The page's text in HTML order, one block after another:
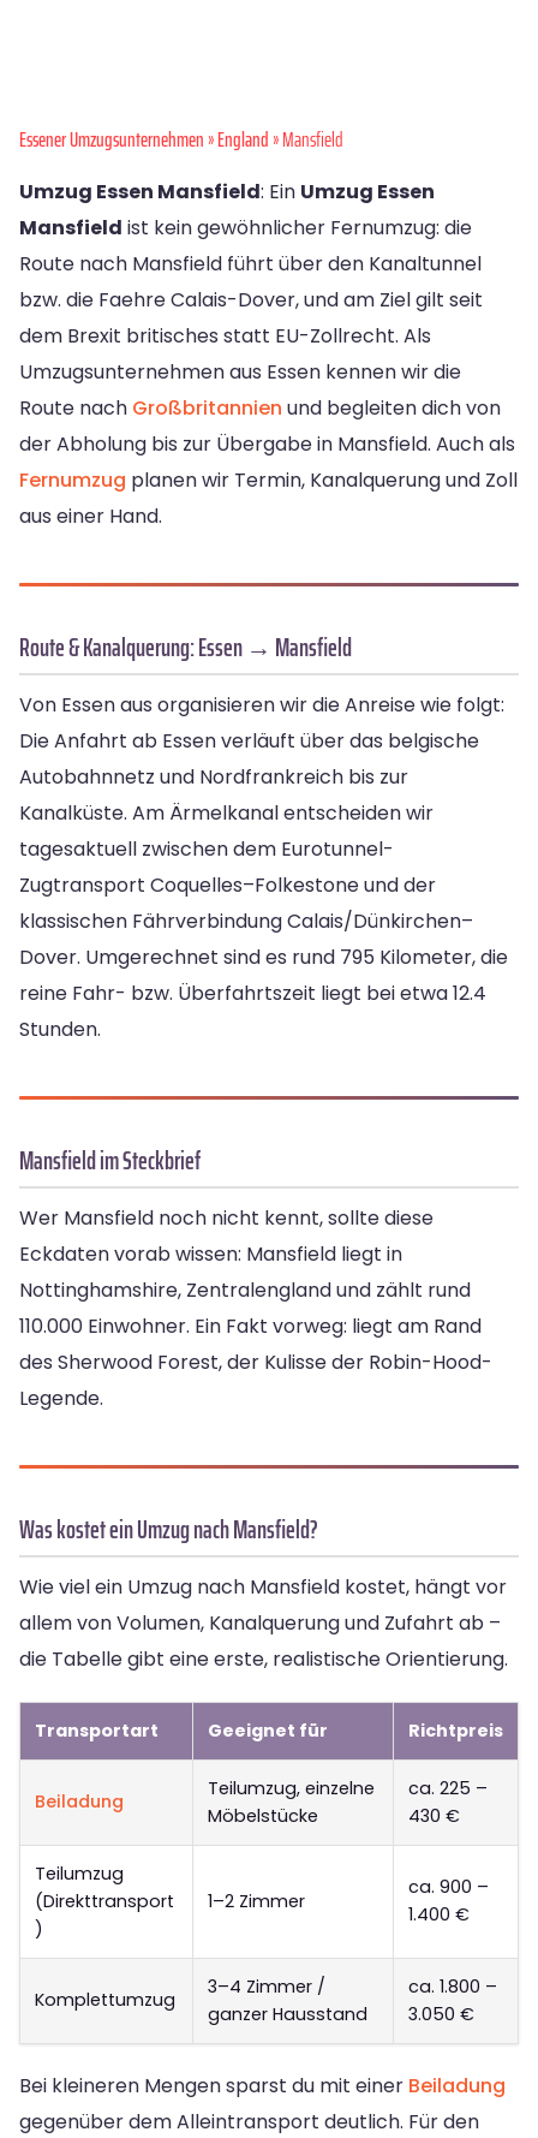
Essener Umzugsunternehmen»England» Mansfield
Umzug Essen Mansfield: Ein Umzug Essen
Mansfield ist kein gewöhnlicher Fernumzug: die
Route nach Mansfield führt über den Kanaltunnel
bzw. die Faehre Calais-Dover, und am Ziel gilt seit
dem Brexit britisches statt EU-Zollrecht. Als
Umzugsunternehmen aus Essen kennen wir die
Route nach Großbritannien und begleiten dich von
der Abholung bis zur Übergabe in Mansfield. Auch als
Fernumzug planen wir Termin, Kanalquerung und Zoll
aus einer Hand.
Route & Kanalquerung: Essen → Mansfield
Von Essen aus organisieren wir die Anreise wie folgt:
Die Anfahrt ab Essen verläuft über das belgische
Autobahnnetz und Nordfrankreich bis zur
Kanalküste. Am Ärmelkanal entscheiden wir
tagesaktuell zwischen dem Eurotunnel-
Zugtransport Coquelles–Folkestone und der
klassischen Fährverbindung Calais/Dünkirchen–
Dover. Umgerechnet sind es rund 795 Kilometer, die
reine Fahr- bzw. Überfahrtszeit liegt bei etwa 12.4
Stunden.
Mansfield im Steckbrief
Wer Mansfield noch nicht kennt, sollte diese
Eckdaten vorab wissen: Mansfield liegt in
Nottinghamshire, Zentralengland und zählt rund
110.000 Einwohner. Ein Fakt vorweg: liegt am Rand
des Sherwood Forest, der Kulisse der Robin-Hood-
Legende.
Was kostet ein Umzug nach Mansfield?
Wie viel ein Umzug nach Mansfield kostet, hängt vor
allem von Volumen, Kanalquerung und Zufahrt ab –
die Tabelle gibt eine erste, realistische Orientierung.
Transportart Geeignet für Richtpreis
Beiladung
Teilumzug, einzelne
Möbelstücke
ca. 225 –
430 €
Teilumzug
(Direkttransport
)
1–2 Zimmer
ca. 900 –
1.400 €
Komplettumzug
3–4 Zimmer /
ganzer Hausstand
ca. 1.800 –
3.050 €
Bei kleineren Mengen sparst du mit einer Beiladung
gegenüber dem Alleintransport deutlich. Für den